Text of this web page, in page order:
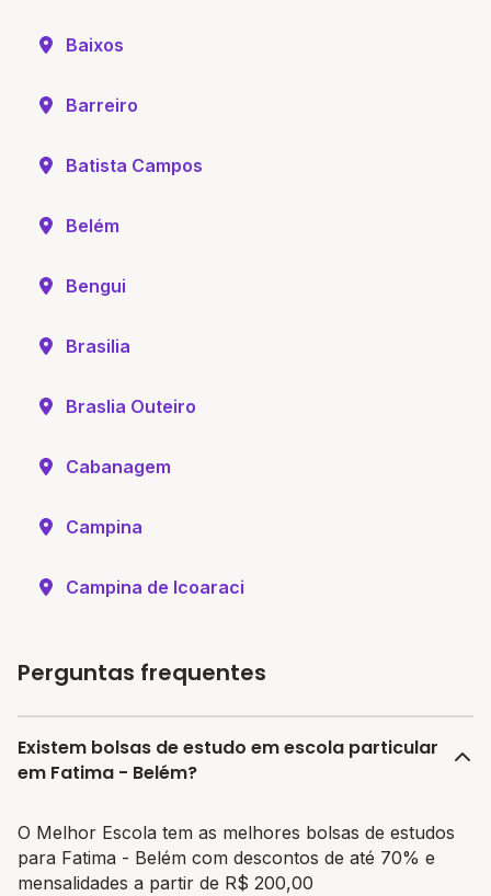
Baixos
Barreiro
Batista Campos
Belém
Bengui
Brasilia
Braslia Outeiro
Cabanagem
Campina
Campina de Icoaraci
Perguntas frequentes
Existem bolsas de estudo em escola particular
em Fatima - Belém?
O Melhor Escola tem as melhores bolsas de estudos
para Fatima - Belém com descontos de até 70% e
mensalidades a partir de R$ 200,00